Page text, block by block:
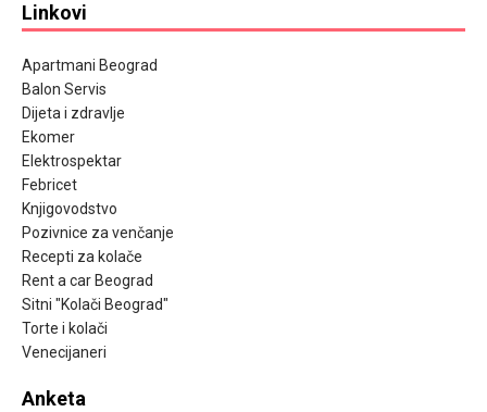
Linkovi
Apartmani Beograd
Balon Servis
Dijeta i zdravlje
Ekomer
Elektrospektar
Febricet
Knjigovodstvo
Pozivnice za venčanje
Recepti za kolače
Rent a car Beograd
Sitni "Kolači Beograd"
Torte i kolači
Venecijaneri
Anketa